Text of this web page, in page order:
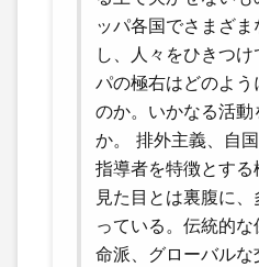
ッパ各国でさまざ
し、人々をひきつ
パの極右はどのよ
のか。いかなる活
か。 排外主義、自
指導者を特徴とす
見た目とは裏腹に
っている。伝統的
命派、グローバル